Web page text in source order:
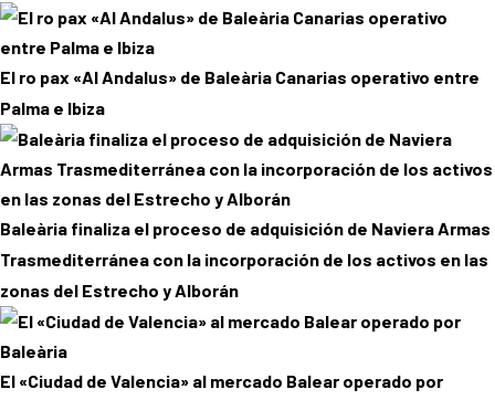
El ro pax «Al Andalus» de Baleària Canarias operativo entre
Palma e Ibiza
Baleària finaliza el proceso de adquisición de Naviera Armas
Trasmediterránea con la incorporación de los activos en las
zonas del Estrecho y Alborán
El «Ciudad de Valencia» al mercado Balear operado por